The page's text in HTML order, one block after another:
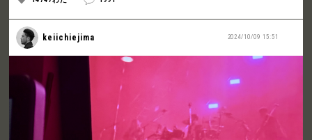
2024/10/09 15:51
keiichiejima